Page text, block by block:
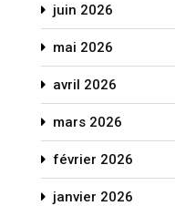
juin 2026
mai 2026
avril 2026
mars 2026
février 2026
janvier 2026